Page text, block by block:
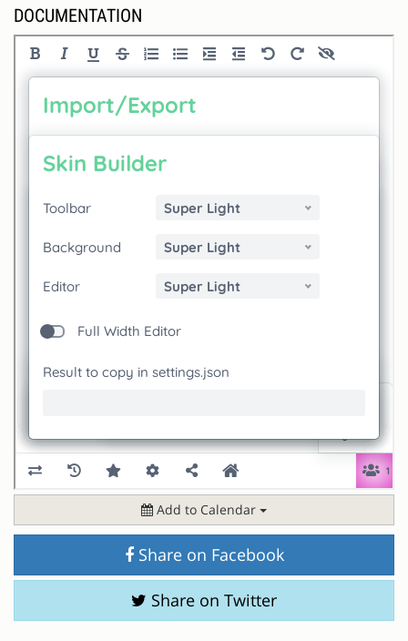
DOCUMENTATION
Add to Calendar
Share on Facebook
Share on Twitter